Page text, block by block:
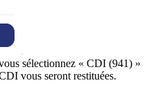
sélectionnez « CDI (941) »
vous seront restituées.